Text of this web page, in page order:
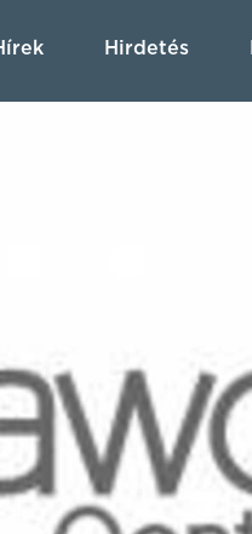
Hirdetés